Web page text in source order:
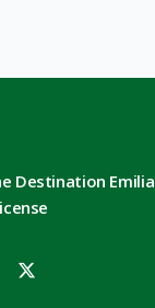
Destination Emilia